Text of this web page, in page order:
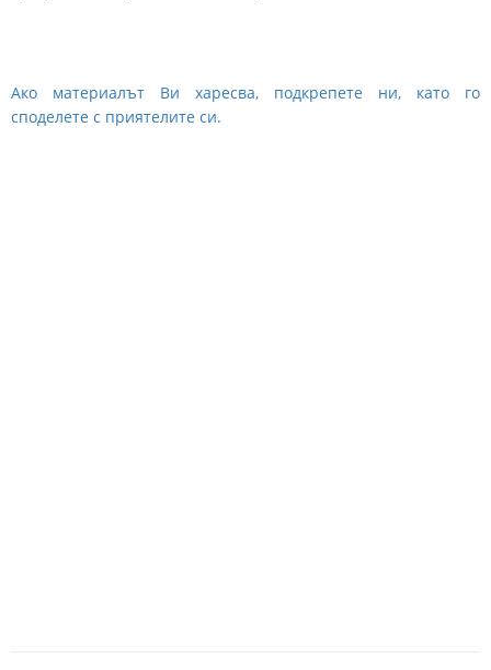
Ако материалът Ви харесва, подкрепете ни, като го
споделете с приятелите си.